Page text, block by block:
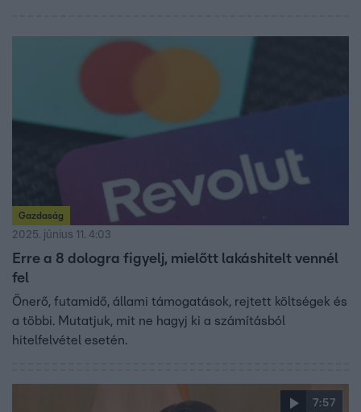
A program hatására többen dönthetnek vásárlás mellett,
ami az ingatlanárak emelkedését is fenntarthatja.
Gazdaság
2025. június 11. 4:03
Erre a 8 dologra figyelj, mielőtt lakáshitelt vennél
fel
Önerő, futamidő, állami támogatások, rejtett költségek és
a többi. Mutatjuk, mit ne hagyj ki a számításból
hitelfelvétel esetén.
7:57